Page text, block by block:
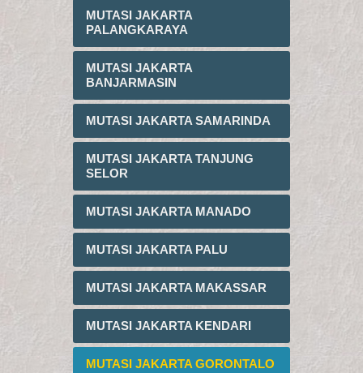
MUTASI JAKARTA
PALANGKARAYA
MUTASI JAKARTA
BANJARMASIN
MUTASI JAKARTA SAMARINDA
MUTASI JAKARTA TANJUNG
SELOR
MUTASI JAKARTA MANADO
MUTASI JAKARTA PALU
MUTASI JAKARTA MAKASSAR
MUTASI JAKARTA KENDARI
MUTASI JAKARTA GORONTALO